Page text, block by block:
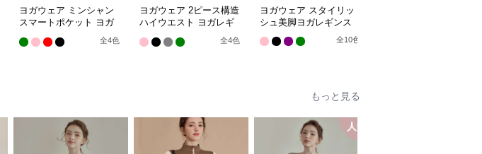
ヨガウェア ミンシャン
スマートポケット ヨガ
全4色
ヨガウェア 2ピース構造
ハイウエスト ヨガレギ
全4色
ヨガウェア スタイリッ
シュ美脚ヨガレギンス
全10色
もっと見る
人気